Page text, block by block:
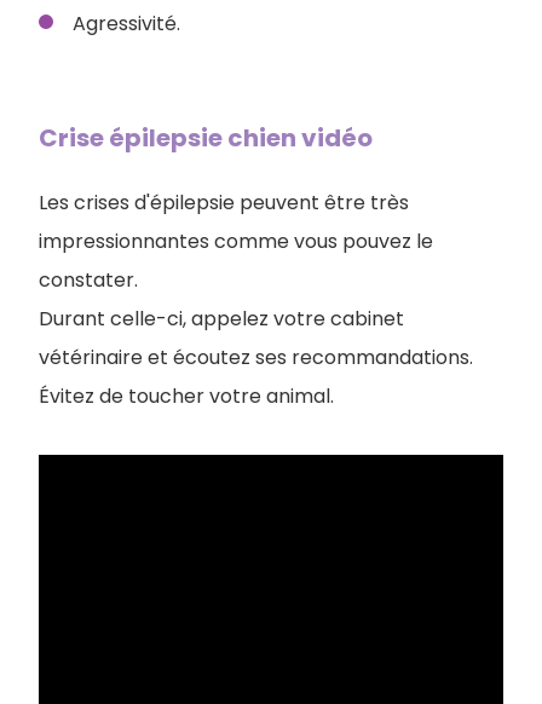
Agressivité.
Crise épilepsie chien vidéo
Les crises d'épilepsie peuvent être très
impressionnantes comme vous pouvez le
constater.
Durant celle-ci, appelez votre cabinet
vétérinaire et écoutez ses recommandations.
Évitez de toucher votre animal.